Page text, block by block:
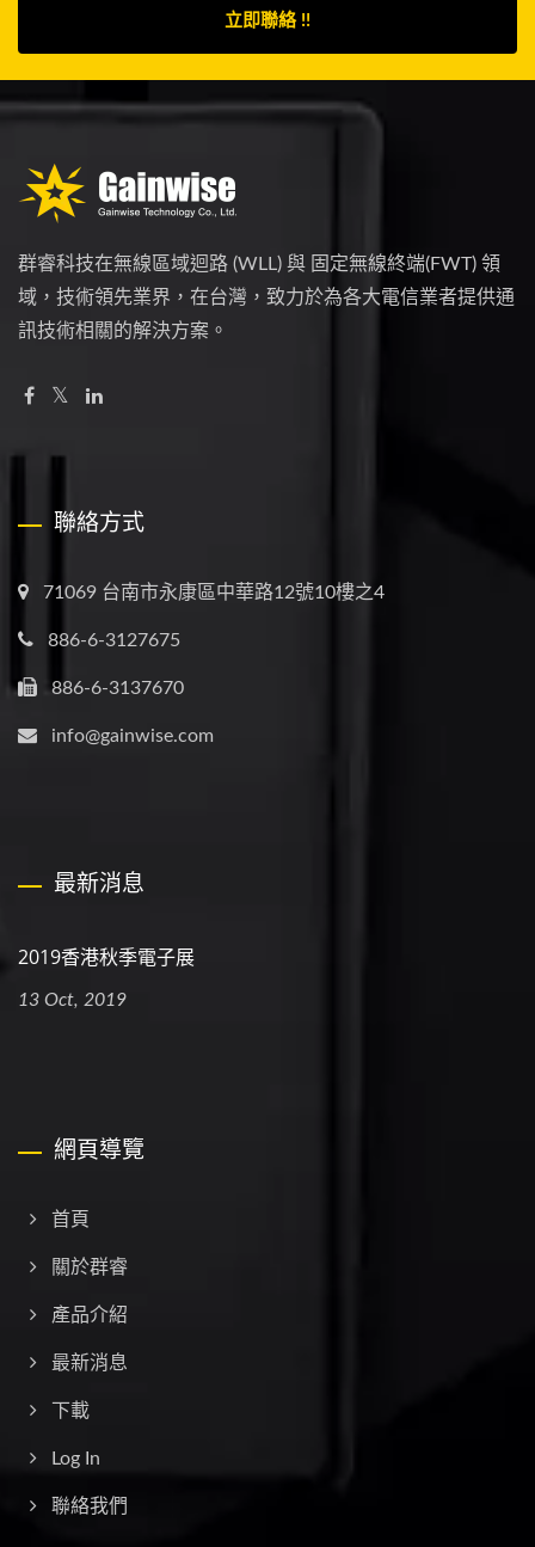
立即聯絡 !!
群睿科技在無線區域迴路 (WLL) 與 固定無線終端(FWT) 領
域，技術領先業界，在台灣，致力於為各大電信業者提供通
訊技術相關的解決方案。
聯絡方式
71069 台南市永康區中華路12號10樓之4
886-6-3127675
886-6-3137670
info@gainwise.com
最新消息
2019香港秋季電子展
13 Oct, 2019
網頁導覽
首頁
關於群睿
產品介紹
最新消息
下載
Log In
聯絡我們